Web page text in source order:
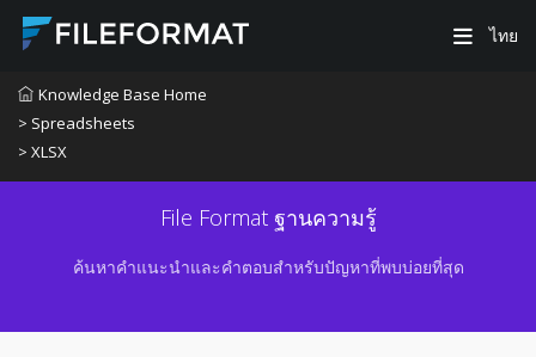
ไทย
Knowledge Base Home
> Spreadsheets
> XLSX
File Format ฐานความรู้
ค้นหาคำแนะนำและคำตอบสำหรับปัญหาที่พบบ่อยที่สุด